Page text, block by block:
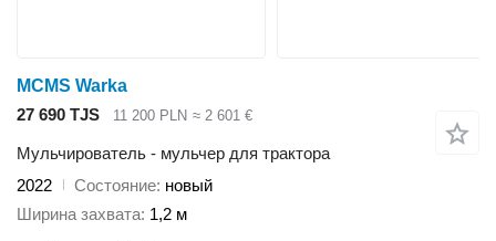
MCMS Warka
27 690 TJS
11 200 PLN ≈ 2 601 €
Мульчирователь - мульчер для трактора
2022
Состояние новый
Ширина захвата 1,2 м